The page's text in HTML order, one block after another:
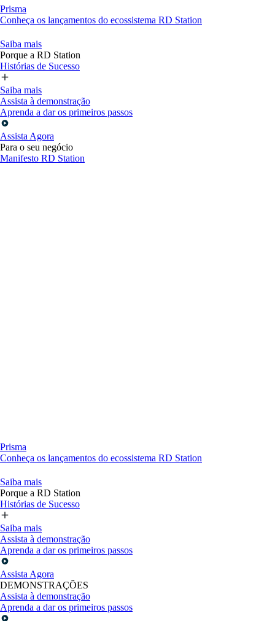
Prisma
Conheça os lançamentos do ecossistema RD Station
Saiba mais
Porque a RD Station
Histórias de Sucesso
Saiba mais
Assista à demonstração
Aprenda a dar os primeiros passos
Assista Agora
Para o seu negócio
Manifesto RD Station
Prisma
Conheça os lançamentos do ecossistema RD Station
Saiba mais
Porque a RD Station
Histórias de Sucesso
Saiba mais
Assista à demonstração
Aprenda a dar os primeiros passos
Assista Agora
DEMONSTRAÇÕES
Assista à demonstração
Aprenda a dar os primeiros passos